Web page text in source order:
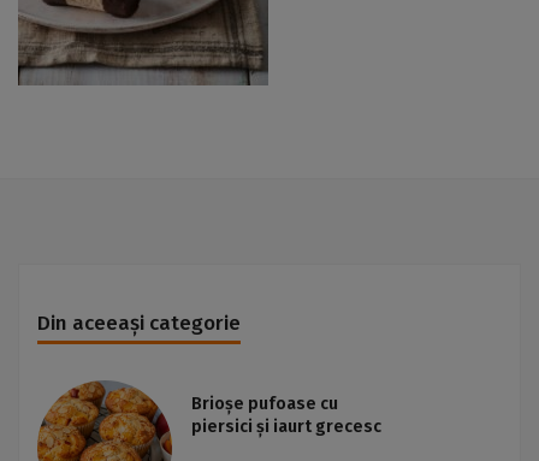
Din aceeași categorie
Brioșe pufoase cu
piersici și iaurt grecesc